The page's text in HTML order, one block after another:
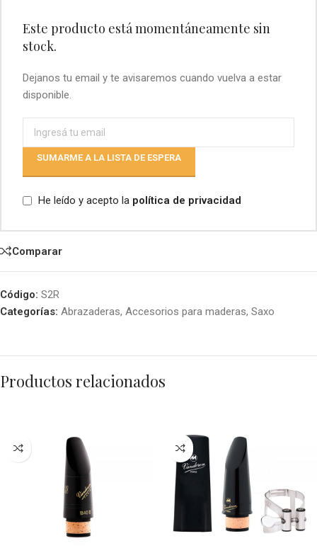
Este producto está momentáneamente sin
stock.
Dejanos tu email y te avisaremos cuando vuelva a estar
disponible.
SUMARME A LA LISTA DE ESPERA
He leído y acepto la política de privacidad
Comparar
Código: S2R
Categorías: Abrazaderas, Accesorios para maderas, Saxo
Productos relacionados